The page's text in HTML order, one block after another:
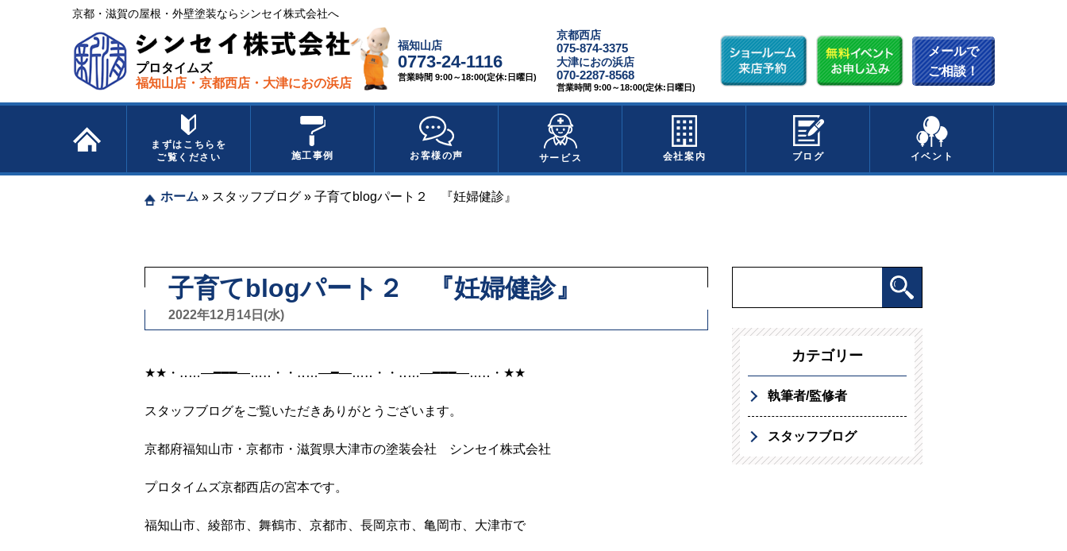
京都・滋賀の屋根・外壁塗装ならシンセイ株式会社へ​ ​
プロタイムズ
福知山店・京都西店・大津におの浜店
福知山店
0773-24-1116
営業時間 9:00～18:00(定休:日曜日)
京都西店
075-874-3375
大津におの浜店
070-2287-8568
営業時間 9:00～18:00(定休:日曜日)
メールで
ご相談！
まずはこちらを
ご覧ください
施工事例 お客様の声 サービス 会社案内 ブログ イベント
ホーム » スタッフブログ » 子育てblogパート２ 『妊婦健診』
子育てblogパート２ 『妊婦健診』
2022年12月14日(水)
★★ ・‥ …―━━━―…‥ ・・‥ …―━―…‥ ・・‥ …―━━━―…‥ ・ ★★
スタッフブログをご覧いただきありがとうございます。
京都府福知山市・京都市・滋賀県大津市の塗装会社 シンセイ株式会社
プロタイムズ京都西店の宮本です。
福知山市、綾部市、舞鶴市、京都市、長岡京市、亀岡市、大津市で
カテゴリー
執筆者/監修者
スタッフブログ